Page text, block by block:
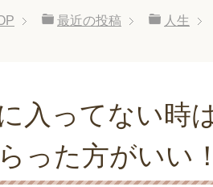
最近の投稿 人生
入ってない時
った方がいい！